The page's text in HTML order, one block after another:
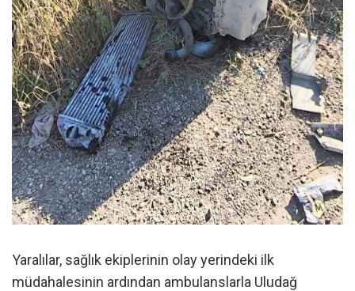
Yaralılar, sağlık ekiplerinin olay yerindeki ilk
müdahalesinin ardından ambulanslarla Uludağ